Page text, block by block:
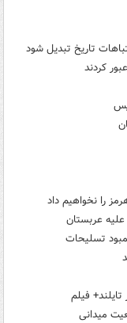
تاریخ تبدیل شود
را نخواهیم داد
عربستان
تسلیحات
میدانی